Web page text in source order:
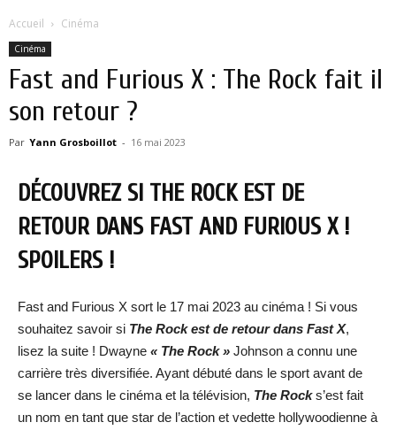
Accueil Cinéma
Cinéma
Fast and Furious X : The Rock fait il
son retour ?
Par Yann Grosboillot - 16 mai 2023
DÉCOUVREZ SI THE ROCK EST DE
RETOUR DANS FAST AND FURIOUS X !
SPOILERS !
Fast and Furious X sort le 17 mai 2023 au cinéma ! Si vous
souhaitez savoir si The Rock est de retour dans Fast X,
lisez la suite ! Dwayne « The Rock » Johnson a connu une
carrière très diversifiée. Ayant débuté dans le sport avant de
se lancer dans le cinéma et la télévision, The Rocks’est fait
un nom en tant que star de l’action et vedette hollywoodienne à